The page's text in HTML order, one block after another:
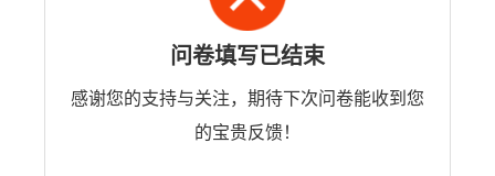
问卷填写已结束
感谢您的支持与关注，期待下次问卷能收到您
的宝贵反馈！